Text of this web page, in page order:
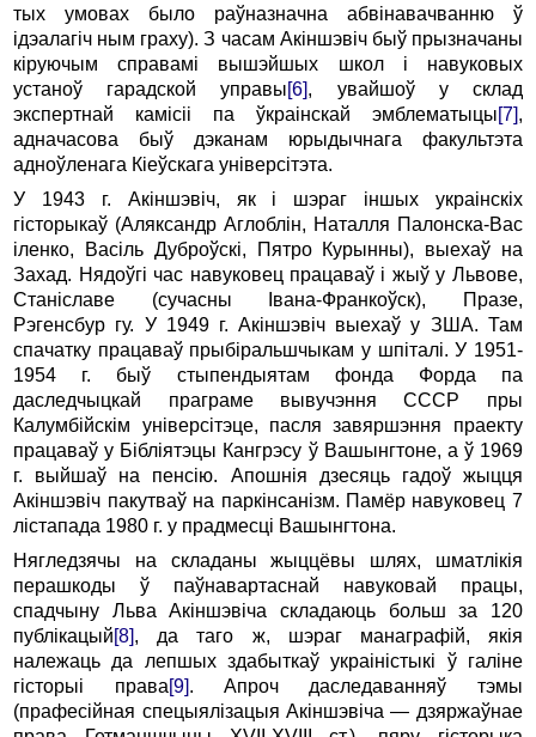
тых умовах было раўназначна абвінавачванню ў
ідэалагіч ным граху). З часам Акіншэвіч быў прызначаны
кіруючым справамі вышэйшых школ і навуковых
устаноў гарадской управы[6], увайшоў у склад
экспертнай камісіі па ўкраінскай эмблематыцы[7],
адначасова быў дэканам юрыдычнага факультэта
адноўленага Кіеўскага універсітэта.
У 1943 г. Акіншэвіч, як і шэраг іншых украінскіх
гісторыкаў (Аляксандр Аглоблін, Наталля Палонска-Вас
іленко, Васіль Дуброўскі, Пятро Курынны), выехаў на
Захад. Нядоўгі час навуковец працаваў і жыў у Львове,
Станіславе (сучасны Івана-Франкоўск), Празе,
Рэгенсбур гу. У 1949 г. Акіншэвіч выехаў у ЗША. Там
спачатку працаваў прыбіральшчыкам у шпіталі. У 1951-
1954 г. быў стыпендыятам фонда Форда па
даследчыцкай праграме вывучэння СССР пры
Калумбійскім універсітэце, пасля завяршэння праекту
працаваў у Бібліятэцы Кангрэсу ў Вашынгтоне, а ў 1969
г. выйшаў на пенсію. Апошнія дзесяць гадоў жыцця
Акіншэвіч пакутваў на паркінсанізм. Памёр навуковец 7
лістапада 1980 г. у прадмесці Вашынгтона.
Нягледзячы на складаны жыццёвы шлях, шматлікія
перашкоды ў паўнавартаснай навуковай працы,
спадчыну Льва Акіншэвіча складаюць больш за 120
публікацый[8], да таго ж, шэраг манаграфій, якія
належаць да лепшых здабыткаў украіністыкі ў галіне
гісторыі права[9]. Апроч даследаванняў тэмы
(прафесійная спецыялізацыя Акіншэвіча — дзяржаўнае